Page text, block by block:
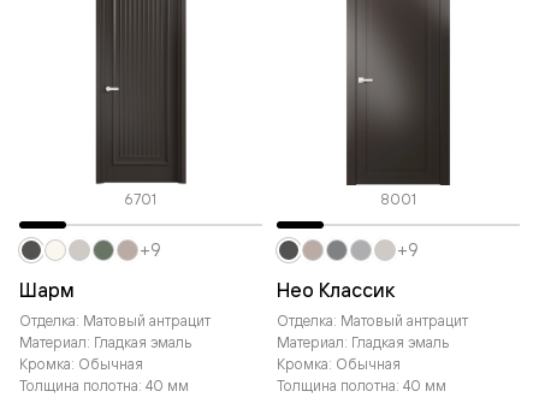
6701
Шарм
Отделка: Матовый антрацит
Материал: Гладкая эмаль
Кромка: Обычная
Толщина полотна: 40 мм
+9
8001
Нео Классик
Отделка: Матовый антрацит
Материал: Гладкая эмаль
Кромка: Обычная
Толщина полотна: 40 мм
+9